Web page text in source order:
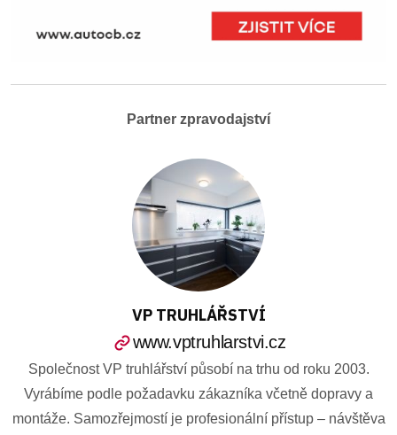
Partner zpravodajství
VP TRUHLÁŘSTVÍ
www.vptruhlarstvi.cz
Společnost VP truhlářství působí na trhu od roku 2003.
Vyrábíme podle požadavku zákazníka včetně dopravy a
montáže. Samozřejmostí je profesionální přístup – návštěva